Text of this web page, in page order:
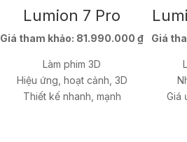
Lumion 7 Pro
Giá tham khảo: 81.990.000 ₫
Làm phim 3D
Hiệu ứng, hoạt cảnh, 3D
Thiết kế nhanh, mạnh
Giá
Giá